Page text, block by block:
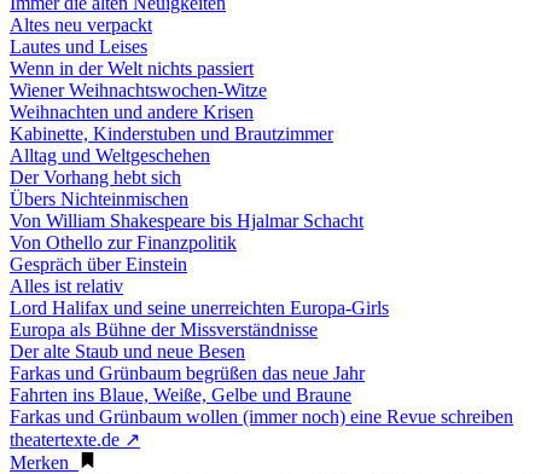
Altes neu verpackt
Lautes und Leises
Wenn in der Welt nichts passiert
Wiener Weihnachtswochen-Witze
Weihnachten und andere Krisen
Kabinette, Kinderstuben und Brautzimmer
Alltag und Weltgeschehen
Der Vorhang hebt sich
Übers Nichteinmischen
Von William Shakespeare bis Hjalmar Schacht
Von Othello zur Finanzpolitik
Gespräch über Einstein
Alles ist relativ
Lord Halifax und seine unerreichten Europa-Girls
Europa als Bühne der Missverständnisse
Der alte Staub und neue Besen
Farkas und Grünbaum begrüßen das neue Jahr
Fahrten ins Blaue, Weiße, Gelbe und Braune
Farkas und Grünbaum wollen (immer noch) eine Revue schreiben
theatertexte.de ↗
Merken